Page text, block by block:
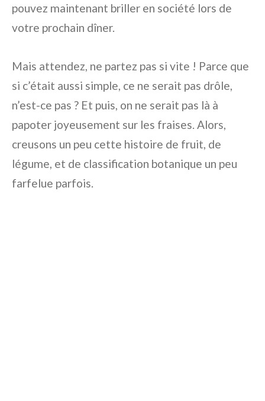
pouvez maintenant briller en société lors de
votre prochain dîner.
Mais attendez, ne partez pas si vite ! Parce que
si c’était aussi simple, ce ne serait pas drôle,
n’est-ce pas ? Et puis, on ne serait pas là à
papoter joyeusement sur les fraises. Alors,
creusons un peu cette histoire de fruit, de
légume, et de classification botanique un peu
farfelue parfois.